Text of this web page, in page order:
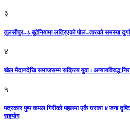
३
तुलसीपुर–८ बुटेनियामा लत्रिएको पोल–तारको समस्या
४
खेल मैदानदेखि समाजसम्म सक्रिय युवा : अन्यायविरुद्ध
५
पत्रकार पुष्प कमल गिरीको पहलमा एकै घरका ४ जना
सहयोग